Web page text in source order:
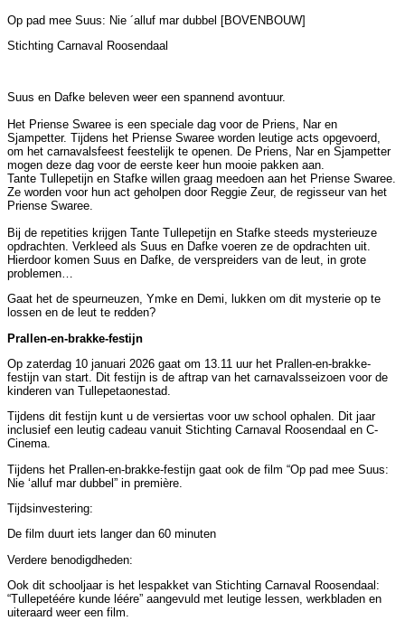
Op pad mee Suus: Nie ´alluf mar dubbel [BOVENBOUW]
Stichting Carnaval Roosendaal
Suus en Dafke beleven weer een spannend avontuur.
Het Priense Swaree is een speciale dag voor de Priens, Nar en
Sjampetter. Tijdens het Priense Swaree worden leutige acts opgevoerd,
om het carnavalsfeest feestelijk te openen. De Priens, Nar en Sjampetter
mogen deze dag voor de eerste keer hun mooie pakken aan.
Tante Tullepetijn en Stafke willen graag meedoen aan het Priense Swaree.
Ze worden voor hun act geholpen door Reggie Zeur, de regisseur van het
Priense Swaree.
Bij de repetities krijgen Tante Tullepetijn en Stafke steeds mysterieuze
opdrachten. Verkleed als Suus en Dafke voeren ze de opdrachten uit.
Hierdoor komen Suus en Dafke, de verspreiders van de leut, in grote
problemen…
Gaat het de speurneuzen, Ymke en Demi, lukken om dit mysterie op te
lossen en de leut te redden?
Prallen-en-brakke-festijn
Op zaterdag 10 januari 2026 gaat om 13.11 uur het Prallen-en-brakke-
festijn van start. Dit festijn is de aftrap van het carnavalsseizoen voor de
kinderen van Tullepetaonestad.
Tijdens dit festijn kunt u de versiertas voor uw school ophalen. Dit jaar
inclusief een leutig cadeau vanuit Stichting Carnaval Roosendaal en C-
Cinema.
Tijdens het Prallen-en-brakke-festijn gaat ook de film “Op pad mee Suus:
Nie ‘alluf mar dubbel” in première.
Tijdsinvestering:
De film duurt iets langer dan 60 minuten
Verdere benodigdheden:
Ook dit schooljaar is het lespakket van Stichting Carnaval Roosendaal:
“Tullepetéére kunde léére” aangevuld met leutige lessen, werkbladen en
uiteraard weer een film.